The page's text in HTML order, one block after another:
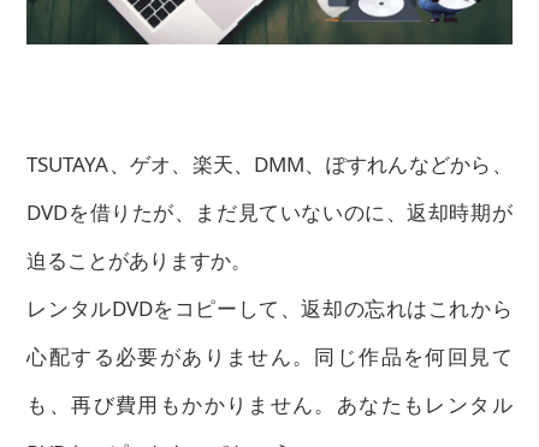
TSUTAYA、ゲオ、楽天、DMM、ぽすれんなどから、
DVDを借りたが、まだ見ていないのに、返却時期が
迫ることがありますか。
レンタルDVDをコピーして、返却の忘れはこれから
心配する必要がありません。同じ作品を何回見て
も、再び費用もかかりません。あなたもレンタル